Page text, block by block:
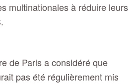
multinationales à réduire leurs
de Paris a considéré que
pas été régulièrement mis